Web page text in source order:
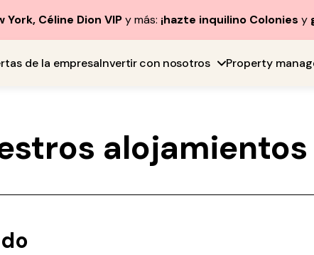
York, Céline Dion VIPy más: ¡hazte inquilino Colonies y
de la empresaInvertir con nosotros Property
alojamientos